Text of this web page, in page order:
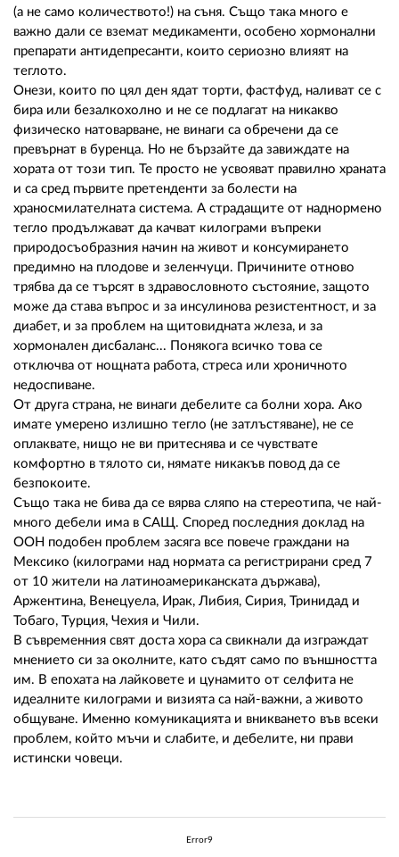
(а не само количеството!) на съня. Също така много е
важно дали се вземат медикаменти, особено хормонални
препарати антидепресанти, които сериозно влияят на
теглото.
Онези, които по цял ден ядат торти, фастфуд, наливат се с
бира или безалкохолно и не се подлагат на никакво
физическо натоварване, не винаги са обречени да се
превърнат в буренца. Но не бързайте да завиждате на
хората от този тип. Те просто не усвояват правилно храната
и са сред първите претенденти за болести на
храносмилателната система. А страдащите от наднормено
тегло продължават да качват килограми въпреки
природосъобразния начин на живот и консумирането
предимно на плодове и зеленчуци. Причините отново
трябва да се търсят в здравословното състояние, защото
може да става въпрос и за инсулинова резистентност, и за
диабет, и за проблем на щитовидната жлеза, и за
хормонален дисбаланс... Понякога всичко това се
отключва от нощната работа, стреса или хроничното
недоспиване.
От друга страна, не винаги дебелите са болни хора. Ако
имате умерено излишно тегло (не затлъстяване), не се
оплаквате, нищо не ви притеснява и се чувствате
комфортно в тялото си, нямате никакъв повод да се
безпокоите.
Също така не бива да се вярва сляпо на стереотипа, че най-
много дебели има в САЩ. Според последния доклад на
ООН подобен проблем засяга все повече граждани на
Мексико (килограми над нормата са регистрирани сред 7
от 10 жители на латиноамериканската държава),
Аржентина, Венецуела, Ирак, Либия, Сирия, Тринидад и
Тобаго, Турция, Чехия и Чили.
В съвременния свят доста хора са свикнали да изграждат
мнението си за околните, като съдят само по външността
им. В епохата на лайковете и цунамито от селфита не
идеалните килограми и визията са най-важни, а живото
общуване. Именно комуникацията и вникването във всеки
проблем, който мъчи и слабите, и дебелите, ни прави
истински човеци.
Error9